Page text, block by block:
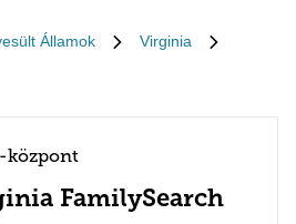
Államok
Virginia
központ
FamilySearch